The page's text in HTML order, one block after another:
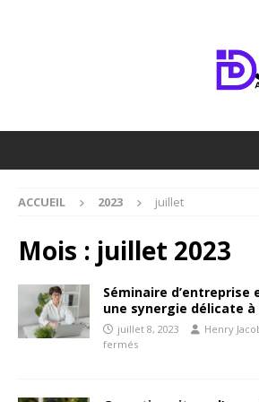
ACCUEIL 2023 juillet
Mois : juillet 2023
Séminaire
une synergie délicate
juillet 8, 2023 Henry
fermés